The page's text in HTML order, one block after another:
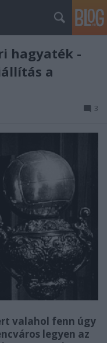
hagyaték -
a
3
valahol fenn úgy
legyen az